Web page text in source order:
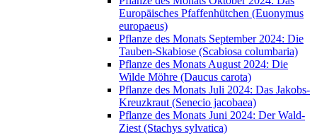
Europäisches Pfaffenhütchen (Euonymus
europaeus)
Pflanze des Monats September 2024: Die
Tauben-Skabiose (Scabiosa columbaria)
Pflanze des Monats August 2024: Die
Wilde Möhre (Daucus carota)
Pflanze des Monats Juli 2024: Das Jakobs-
Kreuzkraut (Senecio jacobaea)
Pflanze des Monats Juni 2024: Der Wald-
Ziest (Stachys sylvatica)